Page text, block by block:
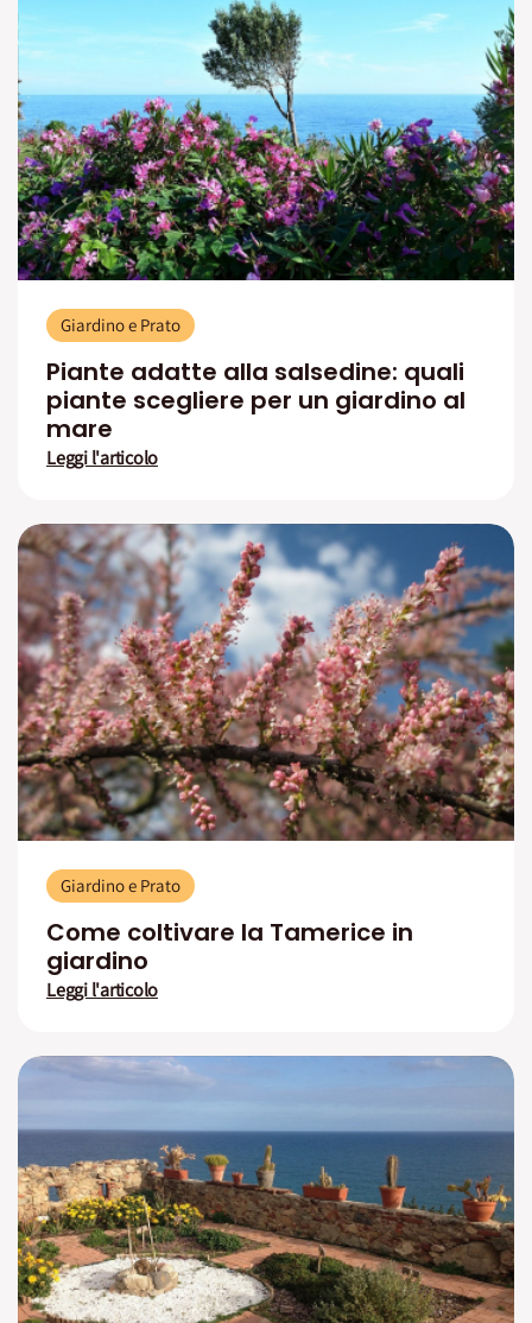
Giardino e Prato
Piante adatte alla salsedine: quali
piante scegliere per un giardino al
mare
Leggi l'articolo
Giardino e Prato
Come coltivare la Tamerice in
giardino
Leggi l'articolo